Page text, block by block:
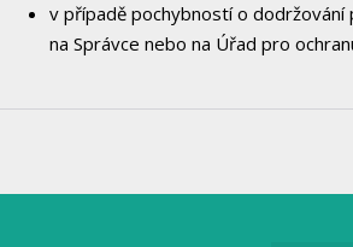
v případě pochybností o
na Správce nebo na Úřad pro